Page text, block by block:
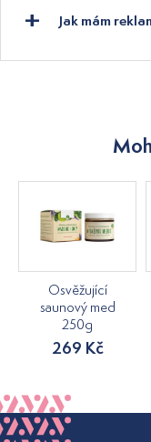
Jak mám
Osvěžující
saunový med
250g
269 Kč